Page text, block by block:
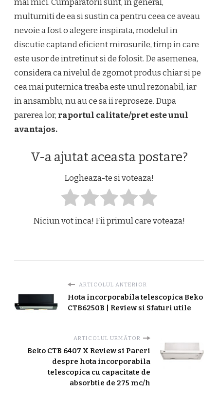
mai mici. Cumparatorii sunt, in general,
multumiti de ea si sustin ca pentru ceea ce aveau
nevoie a fost o alegere inspirata, modelul in
discutie captand eficient mirosurile, timp in care
este usor de intretinut si de folosit. De asemenea,
considera ca nivelul de zgomot produs chiar si pe
cea mai puternica treaba este unul rezonabil, iar
in ansamblu, nu au ce sa ii reproseze. Dupa
parerea lor, raportul calitate/pret este unul
avantajos.
V-a ajutat aceasta postare?
Logheaza-te si voteaza!
Niciun vot inca! Fii primul care voteaza!
ARTICOLUL ANTERIOR
Hota incorporabila telescopica Beko
CTB6250B | Review si Sfaturi utile
ARTICOLUL URMĂTOR
Beko CTB 6407 X Review si Pareri
despre hota incorporabila
telescopica cu capacitate de
absorbtie de 275 mc/h